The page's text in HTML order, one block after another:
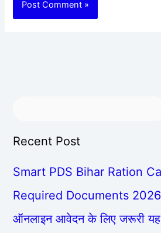
Recent Post
Smart PDS Bihar Ration
Required Documents 2026 :
ऑनलाइन आवेदन के लिए जरूरी यह